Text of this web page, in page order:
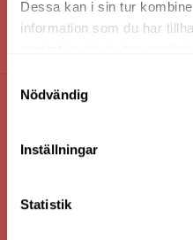
Dessa kan i sin tur
information som du har
Nödvändig
Inställningar
Statistik
Nilssons Möbler i Lammhult
363 44 Lammhult